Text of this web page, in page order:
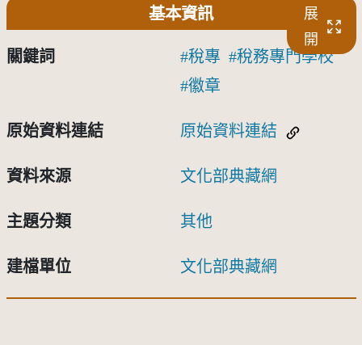
基本資訊
展
開
關鍵詞 稅專
稅務專門學校
徽章
原始資料連結 原始資料連結
資料來源 文化部典藏網
主題分類 其他
建檔單位 文化部典藏網